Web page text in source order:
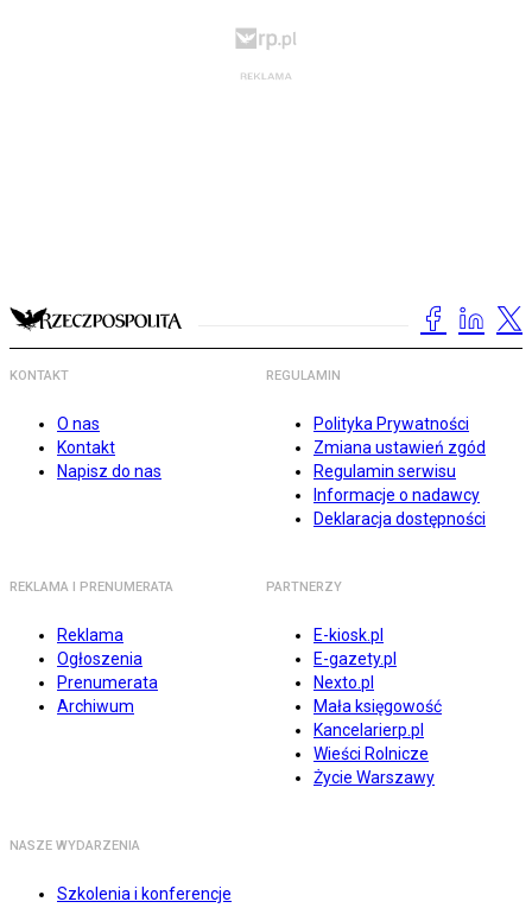
KONTAKT
O nas
Kontakt
Napisz do nas
REGULAMIN
Polityka Prywatności
Zmiana ustawień zgód
Regulamin serwisu
Informacje o nadawcy
Deklaracja dostępności
REKLAMA I PRENUMERATA
Reklama
Ogłoszenia
Prenumerata
Archiwum
PARTNERZY
E-kiosk.pl
E-gazety.pl
Nexto.pl
Mała księgowość
Kancelarierp.pl
Wieści Rolnicze
Życie Warszawy
NASZE WYDARZENIA
Szkolenia i konferencje